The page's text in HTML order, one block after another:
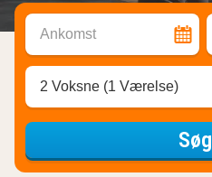
Ankomst
2 Voksne (1 Værelse)
Søg